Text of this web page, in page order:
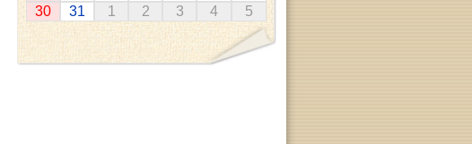
30
31 1 2 3 4 5